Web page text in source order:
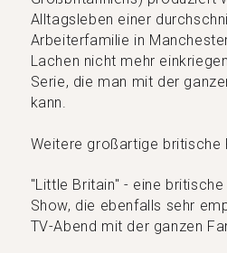
Alltagsleben einer
Arbeiterfamilie in
Lachen nicht mehr
Serie, die man mit der
kann.
Weitere großartige britische
"Little Britain" - eine
Show, die ebenfalls sehr
TV-Abend mit der ganzen